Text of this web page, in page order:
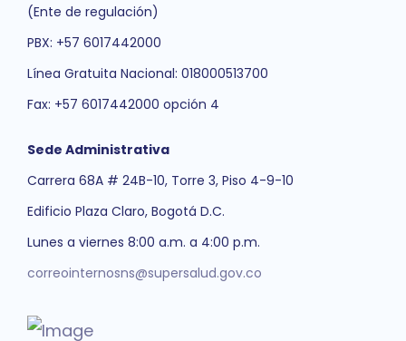
(Ente de regulación)
PBX: +57 6017442000
Línea Gratuita Nacional: 018000513700
Fax: +57 6017442000 opción 4
Sede Administrativa
Carrera 68A # 24B-10, Torre 3, Piso 4-9-10
Edificio Plaza Claro, Bogotá D.C.
Lunes a viernes 8:00 a.m. a 4:00 p.m.
correointernosns@supersalud.gov.co